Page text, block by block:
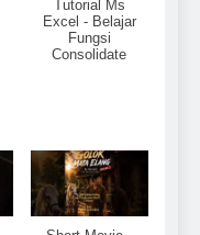
Tutorial Ms
Excel - Belajar
Fungsi
Consolidate